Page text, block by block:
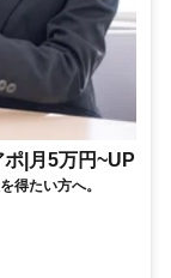
|月5万円~UP
得たい方へ。